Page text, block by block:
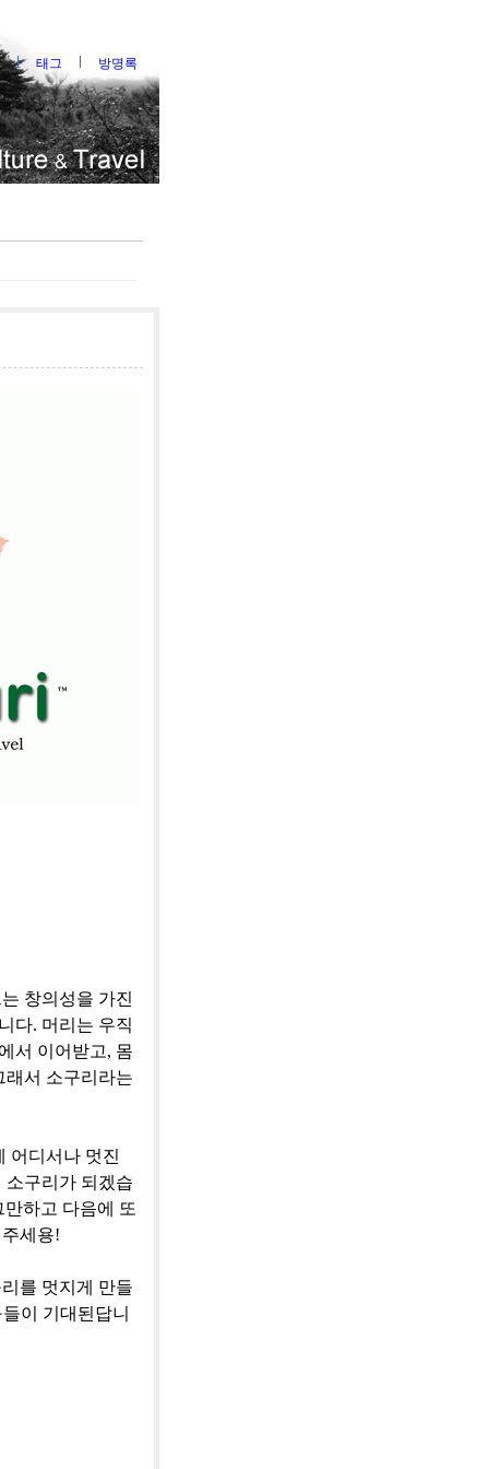
태그 방명록
창의성을 가진
다. 머리는 우직
서 이어받고, 몸
래서 소구리라는
어디서나 멋진
소구리가 되겠습
만하고 다음에
또
주세용!
를 멋지게 만들
이
기대된답니